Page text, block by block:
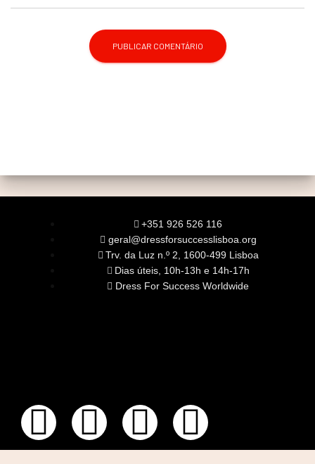
+351 926 526 116
geral@dressforsuccesslisboa.org
Trv. da Luz n.º 2, 1600-499 Lisboa
Dias úteis, 10h-13h e 14h-17h
Dress For Success Worldwide